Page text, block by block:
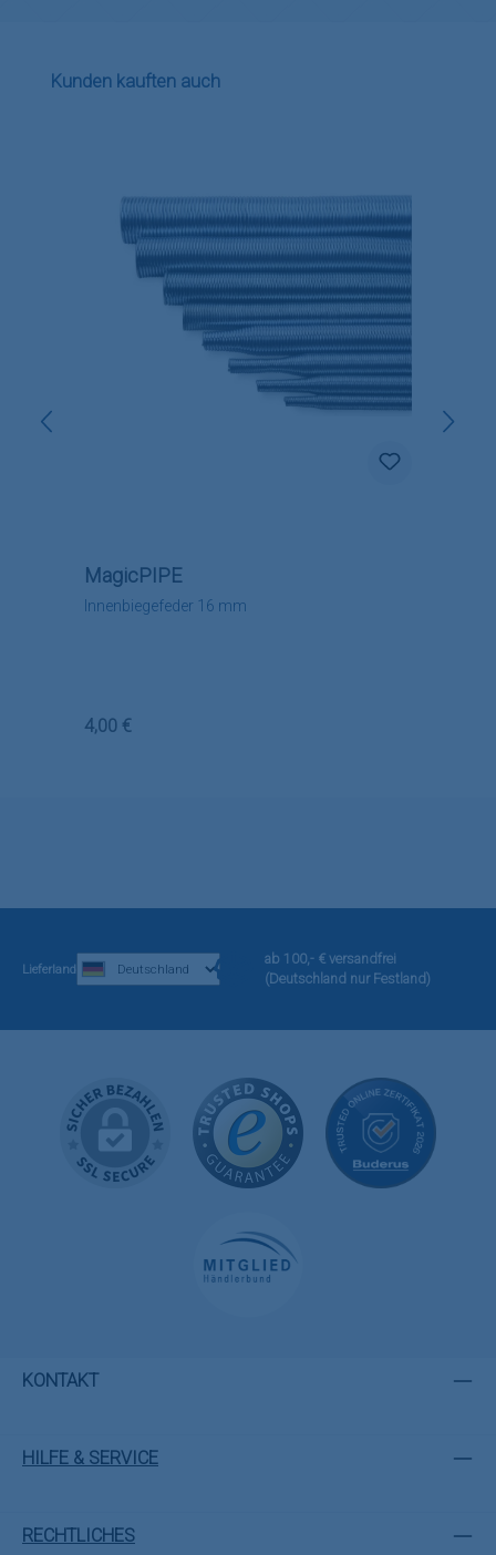
Produktgalerie überspringen
Kunden kauften auch
Innenbiegefeder 16 mm
MagicPIPE
Regulärer Preis:
4,00 €
Lieferland
ab 100,- € versandfrei
(Deutschland nur Festland)
KONTAKT
HILFE & SERVICE
RECHTLICHES